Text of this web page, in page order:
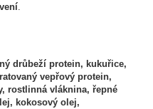
.
drůbeží protein, kukuřice,
vepřový protein,
rostlinná vláknina, řepné
kokosový olej,